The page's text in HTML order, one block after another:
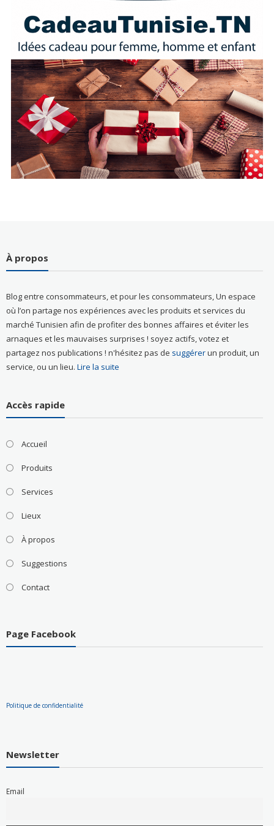
À propos
Blog entre consommateurs, et pour les consommateurs, Un espace
où l’on partage nos expériences avec les produits et services du
marché Tunisien afin de profiter des bonnes affaires et éviter les
arnaques et les mauvaises surprises ! soyez actifs, votez et
partagez nos publications ! n'hésitez pas de suggérerun produit, un
service, ou un lieu. Lire la suite
Accès rapide
Accueil
Produits
Services
Lieux
À propos
Suggestions
Contact
Page Facebook
Politique de confidentialité
Newsletter
Email